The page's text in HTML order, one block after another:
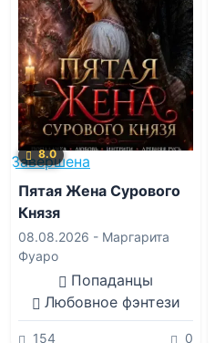
Завершена
8.0
Пятая Жена Сурового
Князя
08.08.2026 - Маргарита
Фуаро
Попаданцы
Любовное фэнтези
154 0